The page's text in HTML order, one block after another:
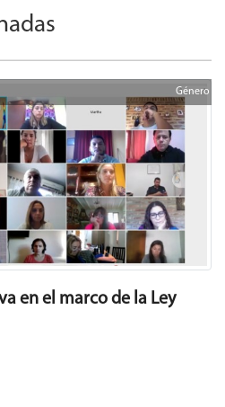
Género
en el marco de la Ley